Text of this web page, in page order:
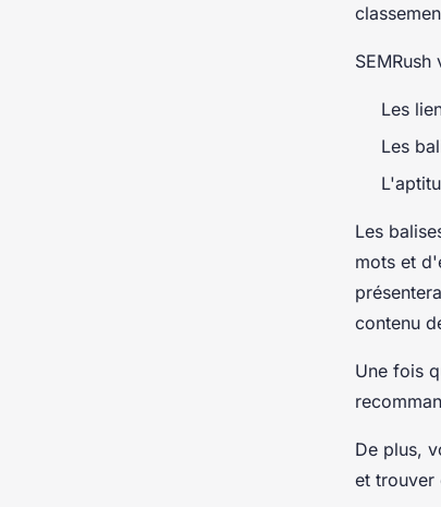
SEMRush
Les
Les
Les
mots et
contenu
Une fois
De plus,
et trouver